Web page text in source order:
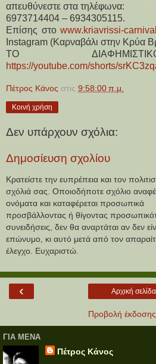
απευθύνεστε στα τηλέφωνα:
6973714404 – 6934305115.
Επίσης στο www.kriavrissi-
Instagram (Καρναβάλι στην Κρύα
https://youtube.com/shorts/
Πέτρος Κάνος στις 9:58:00 π.μ.
Κοινή χρήση
Δεν υπάρχουν σχόλια:
Δημοσίευση σχολίου
Κρατείστε την ευπρέπεια και τον
σχόλιά σας. Οποιοδήποτε σχόλιο
ονόματα και καταφέρεται προσωπικά
προσβάλλοντας ή θίγοντας
συνειδήσεις, δεν θα αναρτάται αν δεν
επώνυμο, κι αυτό μετά από τον
έλεγχο. Ευχαριστώ.
‹ Αρχική σελίδα
Προβολή έκδοσης
ΓΙΑ ΜΕΝΑ
Πέτρος Κάνος